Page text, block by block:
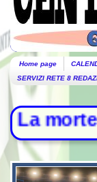
Home page
SERVIZI RETE 8